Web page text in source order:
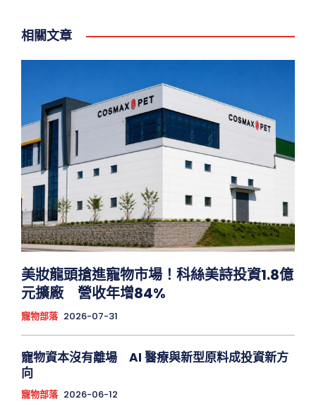
相關文章
美妝龍頭搶進寵物市場！科絲美詩投資1.8億
元擴廠 營收年增84%
寵物部落 2026-07-31
寵物資本沒有離場 AI 醫療與新型原料成投資新方
向
寵物部落 2026-06-12